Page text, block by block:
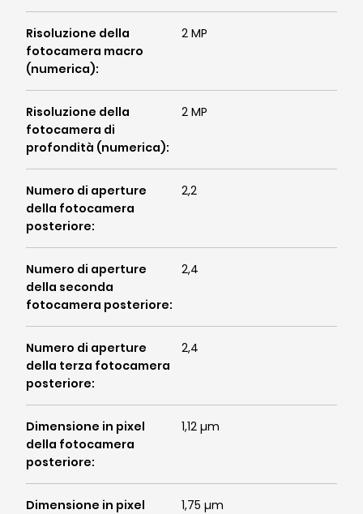
Risoluzione della
fotocamera macro
(numerica):
2 MP
Risoluzione della
fotocamera di
profondità (numerica):
2 MP
Numero di aperture
della fotocamera
posteriore:
2,2
Numero di aperture
della seconda
fotocamera posteriore:
2,4
Numero di aperture
della terza fotocamera
posteriore:
2,4
Dimensione in pixel
della fotocamera
posteriore:
1,12 µm
Dimensione in pixel
1,75 µm